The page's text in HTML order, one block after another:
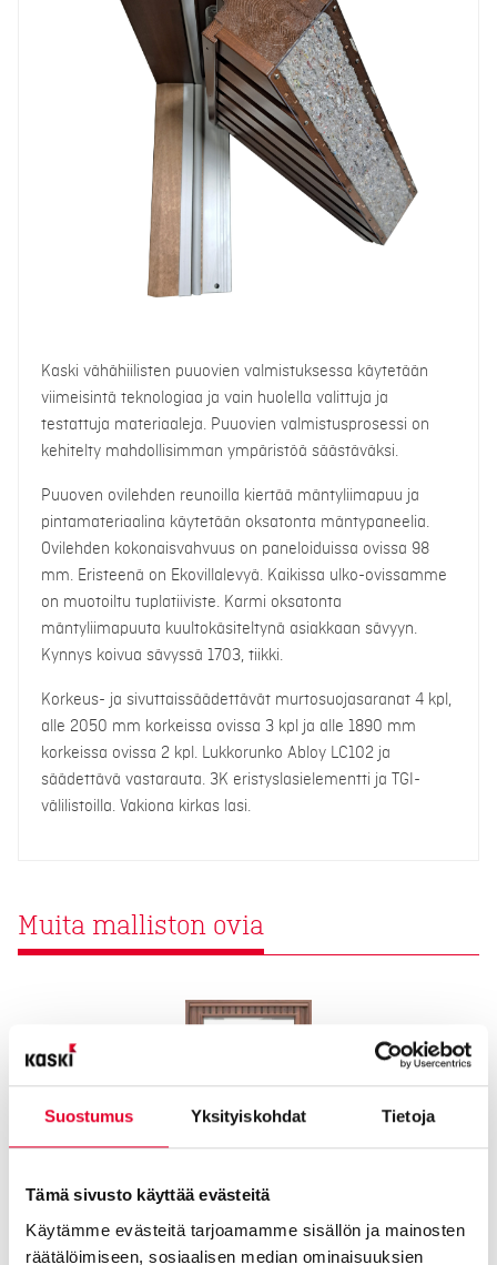
Suostumus Yksityiskohdat Tietoja
Tämä sivusto käyttää evästeitä
Käytämme evästeitä tarjoamamme sisällön ja mainosten
räätälöimiseen, sosiaalisen median ominaisuuksien
Kaski vähähiilisten puuovien valmistuksessa käytetään
viimeisintä teknologiaa ja vain huolella valittuja ja
testattuja materiaaleja. Puuovien valmistusprosessi on
kehitelty mahdollisimman ympäristöä säästäväksi.
Puuoven ovilehden reunoilla kiertää mäntyliimapuu ja
pintamateriaalina käytetään oksatonta mäntypaneelia.
Ovilehden kokonaisvahvuus on paneloiduissa ovissa 98
mm. Eristeenä on Ekovillalevyä. Kaikissa ulko-ovissamme
on muotoiltu tuplatiiviste. Karmi oksatonta
mäntyliimapuuta kuultokäsiteltynä asiakkaan sävyyn.
Kynnys koivua sävyssä 1703, tiikki.
Korkeus- ja sivuttaissäädettävät murtosuojasaranat 4 kpl,
alle 2050 mm korkeissa ovissa 3 kpl ja alle 1890 mm
korkeissa ovissa 2 kpl. Lukkorunko Abloy LC102 ja
säädettävä vastarauta. 3K eristyslasielementti ja TGI-
välilistoilla. Vakiona kirkas lasi.
Muita malliston ovia